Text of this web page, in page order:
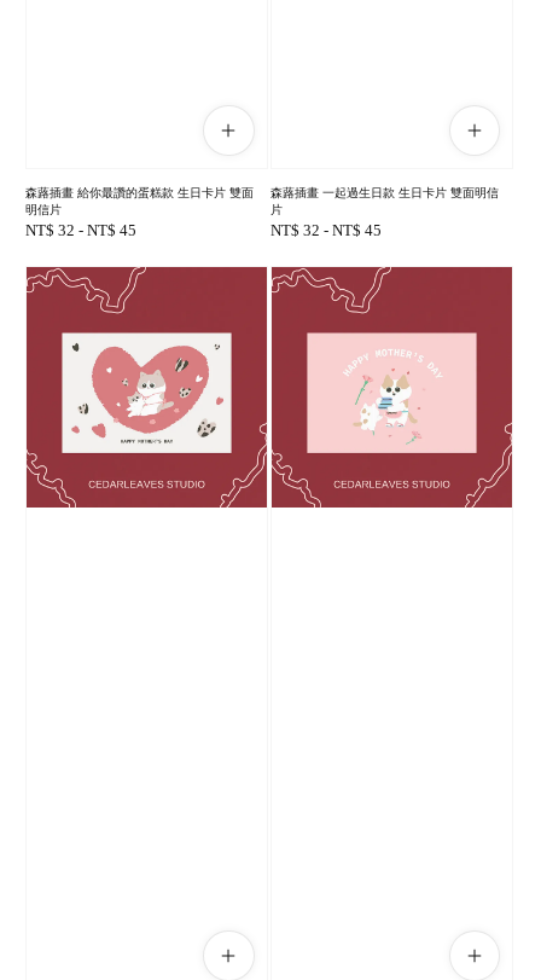
森蕗插畫 給你最讚的蛋糕款 生日卡片 雙面
明信片
Regular
NT$ 32 - NT$ 45
森蕗插畫 一起過生日款 生日卡片 雙面明信
片
Regular
NT$ 32 - NT$ 45